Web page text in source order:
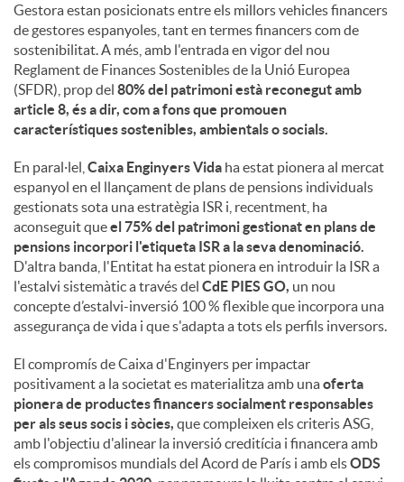
Gestora estan posicionats entre els millors vehicles financers
de gestores espanyoles, tant en termes financers com de
sostenibilitat. A més, amb l'entrada en vigor del nou
Reglament de Finances Sostenibles de la Unió Europea
(SFDR), prop del 80% del patrimoni està reconegut amb
article 8, és a dir, com a fons que promouen
característiques sostenibles, ambientals o socials.
En paral·lel, Caixa Enginyers Vida ha estat pionera al mercat
espanyol en el llançament de plans de pensions individuals
gestionats sota una estratègia ISR i, recentment, ha
aconseguit queel 75% del patrimoni gestionat en plans de
pensions incorpori l'etiqueta ISR a la seva denominació.
D'altra banda, l'Entitat ha estat pionera en introduir la ISR a
l'estalvi sistemàtic a través del CdE PIES GO, un nou
concepte d’estalvi-inversió 100 % flexible que incorpora una
assegurança de vida i que s'adapta a tots els perfils inversors.
El compromís de Caixa d'Enginyers per impactar
positivament a la societat es materialitza amb unaoferta
pionera de productes financers socialment responsables
per als seus socis i sòcies, que compleixen els criteris ASG,
amb l'objectiu d'alinear la inversió creditícia i financera amb
els compromisos mundials del Acord de París i amb elsODS